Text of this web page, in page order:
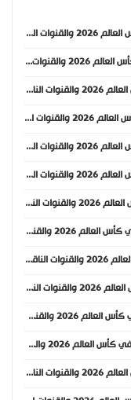
موعد مباراة إنجلترا وكرواتيا في كأس العالم 2026 والقنوات الناقلة
موعد مباراة البرتغال والكونغو في كأس العالم 2026 والقنوات الناقلة
موعد مباراة النمسا والأردن في كأس العالم 2026 والقنوات الناقلة
موعد مباراة الأرجنتين والجزائر في كأس العالم 2026 والقنوات الناقلة
موعد مباراة العراق والنرويج في كأس العالم 2026 والقنوات الناقلة
موعد مباراة فرنسا والسنغال في كأس العالم 2026 والقنوات الناقلة
موعد مباراة إيران ونيوزيلندا في كأس العالم 2026 والقنوات الناقلة
موعد مباراة السعودية وأوروغواي في كأس العالم 2026 والقنوات الناقلة
موعد مباراة بلجيكا ومصر في كأس العالم 2026 والقنوات الناقلة
موعد مباراة السويد وتونس في كأس العالم 2026 والقنوات الناقلة
موعد مباراة إسبانيا والرأس الأخضر في كأس العالم 2026 والقنوات الناقلة
موعد مباراة ساحل العاج والإكوادور في كأس العالم 2026 والقنوات الناقلة
موعد مباراة أستراليا وتركيا في كأس العالم 2026 والقنوات الناقلة